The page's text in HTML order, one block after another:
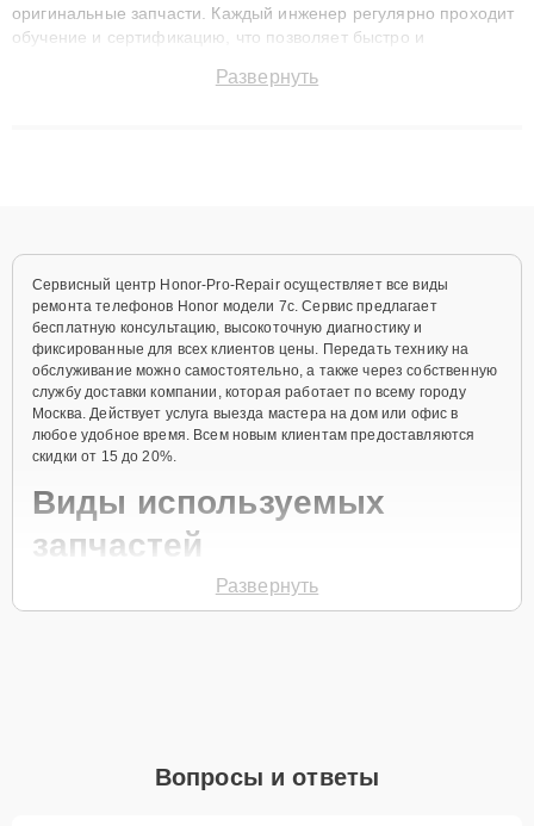
оригинальные запчасти. Каждый инженер регулярно проходит
обучение и сертификацию, что позволяет быстро и
сохранением гарантии до 3 лет. Наши мастера решают
Развернуть
Сервисный центр Honor-Pro-Repair осуществляет все виды
ремонта телефонов Honor модели 7c. Сервис предлагает
бесплатную консультацию, высокоточную диагностику и
фиксированные для всех клиентов цены. Передать технику на
обслуживание можно самостоятельно, а также через собственную
службу доставки компании, которая работает по всему городу
Москва. Действует услуга выезда мастера на дом или офис в
любое удобное время. Всем новым клиентам предоставляются
скидки от 15 до 20%.
Виды используемых
запчастей
Для ремонта телефона модели 7c предлагаются как
активное использование устройства дольше
Развернуть
Вопросы и ответы